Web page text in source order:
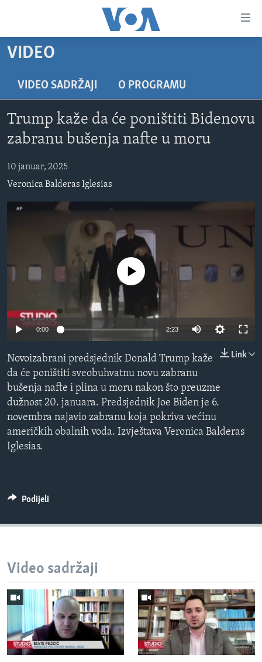
glavni
Pređi
na
glavnu
navigaciju
Idi
pretragu
VIDEO
VIJESTI
SJEDINJENE AMERIČKE DRŽAVE
BOSNA I HERCEGOVINA
SVIJET
NAUKA I TEHNOLOGIJA
SPECIJALNI PROJEKTI
KORUPCIJA
SLOBODA MEDIJA
IZBJEGLIČKA STRANA
Learning English
PRATITE NAS
Jezici
VIDEO
VIDEO SADRŽAJI O PROGRAMU
Trump kaže da će poništiti Bidenovu
zabranu bušenja nafte u moru
10 januar, 2025
Veronica Balderas Iglesias
360p
810p
No media source currently available
0:00 2:23
480p
720p
810p
Link
Novoizabrani predsjednik Donald Trump kaže
da će poništiti sveobuhvatnu novu zabranu
bušenja nafte i plina u moru nakon što preuzme
dužnost 20. januara. Predsjednik Joe Biden je 6.
novembra najavio zabranu koja pokriva većinu
američkih obalnih voda. Izvještava Veronica Balderas
Iglesias.
Podijeli
Video sadržaji